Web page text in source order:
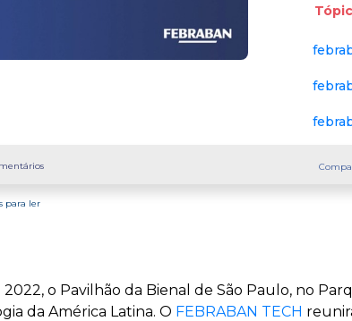
para ler
2022, o Pavilhão da Bienal de São Paulo, no
da América Latina. O FEBRABAN TECH